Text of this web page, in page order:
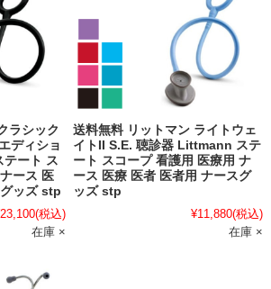
ラシック
ディショ
ート ス
ース 医
ッズ stp
(税込)
在庫 ×
送料無料 リットマン ライトウェ
イトII S.E. 聴診器 Littmann ステ
ート スコープ 看護用 医療用 ナ
ース 医療 医者 医者用 ナースグ
ッズ stp
¥11,880(税込)
在庫 ×